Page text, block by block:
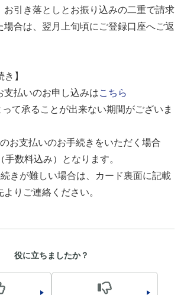
お引き落としとお振り込みの二重で請求
合は、翌月上旬頃にご登録口座へご返
】
支払いのお申し込みはこちら
て承ることが出来ない期間がございま
お支払いのお手続きをいただく場合
数料込み）となります。
きが難しい場合は、カード裏面に記載
りご連絡ください。
役に立ちましたか？